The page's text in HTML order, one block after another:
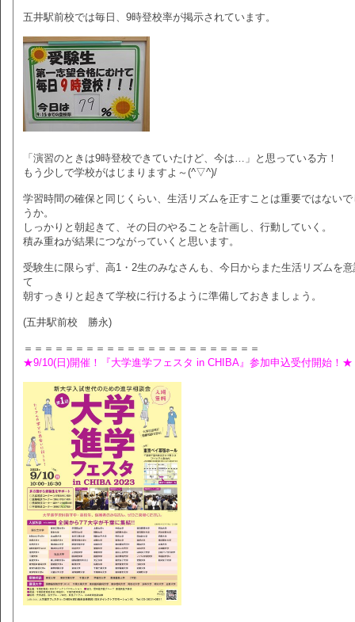
五井駅前校では毎日、9時登校率が掲示されています。
「演習のときは9時登校できていたけど、今は…」と思っている方！
もう少しで学校がはじまりますよ～(^▽^)/
学習時間の確保と同じくらい、生活リズムを正すことは重要ではないで
うか。
しっかりと朝起きて、その日のやることを計画し、行動していく。
積み重ねが結果につながっていくと思います。
受験生に限らず、高1・2生のみなさんも、今日からまた生活リズムを
て
朝すっきりと起きて学校に行けるように準備しておきましょう。
(五井駅前校 勝永)
＝＝＝＝＝＝＝＝＝＝＝＝＝＝＝＝＝＝＝＝＝＝＝
★9/10(日)開催！『大学進学フェスタ in CHIBA』参加申込受付開始！★